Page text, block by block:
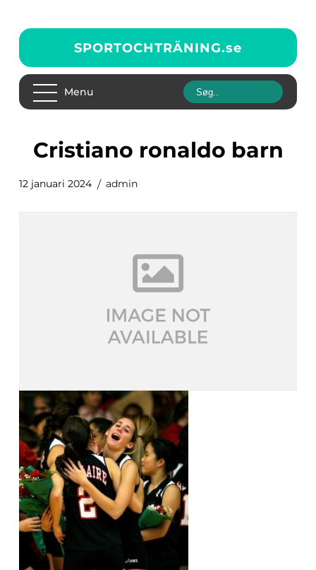
SPORTOCHTRÄNING.se
Menu
cristiano ronaldo barn
12 januari 2024 admin